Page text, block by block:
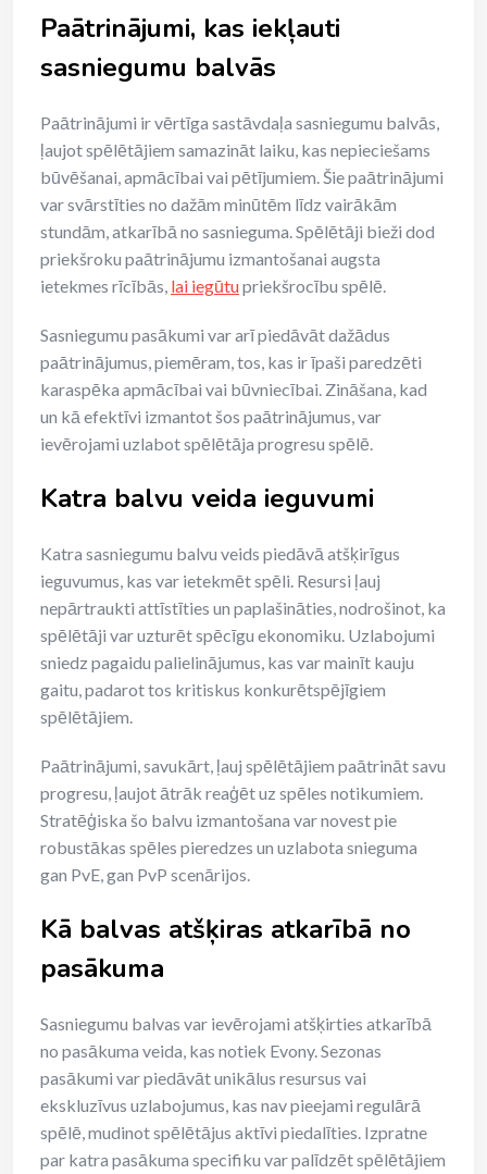
Paātrinājumi, kas iekļauti
sasniegumu balvās
Paātrinājumi ir vērtīga sastāvdaļa sasniegumu balvās,
ļaujot spēlētājiem samazināt laiku, kas nepieciešams
būvēšanai, apmācībai vai pētījumiem. Šie paātrinājumi
var svārstīties no dažām minūtēm līdz vairākām
stundām, atkarībā no sasnieguma. Spēlētāji bieži dod
priekšroku paātrinājumu izmantošanai augsta
ietekmes rīcībās, lai iegūtupriekšrocību spēlē.
Sasniegumu pasākumi var arī piedāvāt dažādus
paātrinājumus, piemēram, tos, kas ir īpaši paredzēti
karaspēka apmācībai vai būvniecībai. Zināšana, kad
un kā efektīvi izmantot šos paātrinājumus, var
ievērojami uzlabot spēlētāja progresu spēlē.
Katra balvu veida ieguvumi
Katra sasniegumu balvu veids piedāvā atšķirīgus
ieguvumus, kas var ietekmēt spēli. Resursi ļauj
nepārtraukti attīstīties un paplašināties, nodrošinot, ka
spēlētāji var uzturēt spēcīgu ekonomiku. Uzlabojumi
sniedz pagaidu palielinājumus, kas var mainīt kauju
gaitu, padarot tos kritiskus konkurētspējīgiem
spēlētājiem.
Paātrinājumi, savukārt, ļauj spēlētājiem paātrināt savu
progresu, ļaujot ātrāk reaģēt uz spēles notikumiem.
Stratēģiska šo balvu izmantošana var novest pie
robustākas spēles pieredzes un uzlabota snieguma
gan PvE, gan PvP scenārijos.
Kā balvas atšķiras atkarībā no
pasākuma
Sasniegumu balvas var ievērojami atšķirties atkarībā
no pasākuma veida, kas notiek Evony. Sezonas
pasākumi var piedāvāt unikālus resursus vai
ekskluzīvus uzlabojumus, kas nav pieejami regulārā
spēlē, mudinot spēlētājus aktīvi piedalīties. Izpratne
par katra pasākuma specifiku var palīdzēt spēlētājiem